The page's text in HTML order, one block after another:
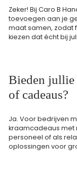
Zeker! Bij Caro B
toevoegen aan je
maat samen, zodat
kiezen dat écht bij
Bieden jullie
of cadeaus?
Ja. Voor bedrijven
kraamcadeaus met
personeel of als
oplossingen voor